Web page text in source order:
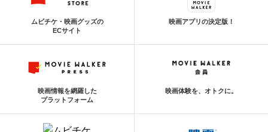
ムビチケ・映画グッズの
ECサイト
映画アプリの決定版！
映画情報を網羅した
プラットフォーム
映画体験を、オトクに。